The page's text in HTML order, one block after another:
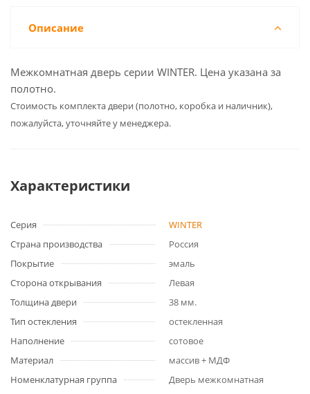
Описание
Межкомнатная дверь серии WINTER. Цена указана за
полотно.
Cтоимость комплекта двери (полотно, коробка и наличник),
пожалуйста, уточняйте у менеджера.
Характеристики
Серия
WINTER
Страна производства
Россия
Покрытие
эмаль
Сторона открывания
Левая
Толщина двери
38 мм.
Тип остекления
остекленная
Наполнение
сотовое
Материал
массив + МДФ
Номенклатурная группа
Дверь межкомнатная